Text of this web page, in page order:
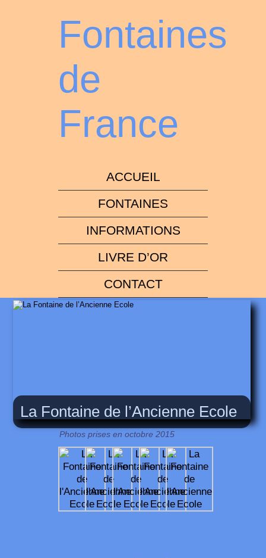
Fontaines
de
France
ACCUEIL
FONTAINES
INFORMATIONS
LIVRE D’OR
CONTACT
La Fontaine de l’Ancienne Ecole
Photos prises en octobre 2015